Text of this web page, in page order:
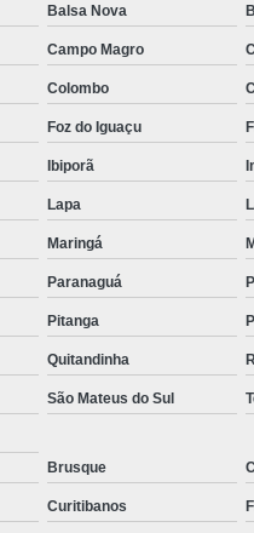
Balsa Nova
Campo Magro
Colombo
Foz do Iguaçu
Ibiporã
Lapa
Maringá
Paranaguá
Pitanga
Quitandinha
São Mateus do Sul
Brusque
Curitibanos